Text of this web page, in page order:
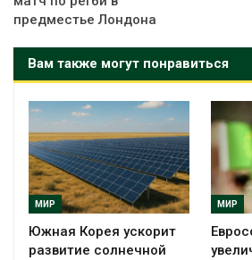
предместье Лондона
Вам также могут понравиться
МИР
Южная Корея ускорит
развитие солнечной
МИР